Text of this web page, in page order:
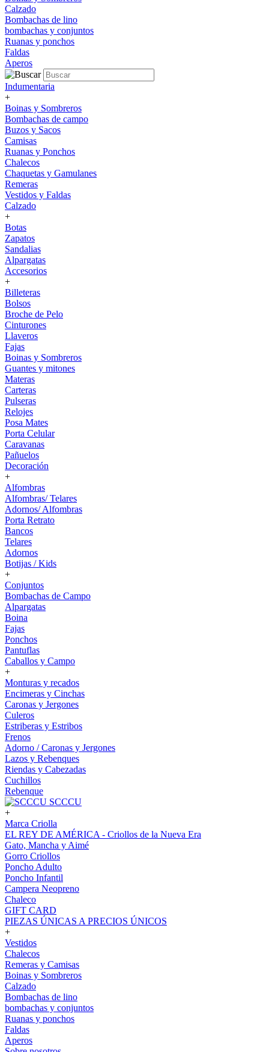
Calzado
Bombachas de lino
bombachas y conjuntos
Ruanas y ponchos
Faldas
Aperos
Indumentaria
+
Boinas y Sombreros
Bombachas de campo
Buzos y Sacos
Camisas
Ruanas y Ponchos
Chalecos
Chaquetas y Gamulanes
Remeras
Vestidos y Faldas
Calzado
+
Botas
Zapatos
Sandalias
Alpargatas
Accesorios
+
Billeteras
Bolsos
Broche de Pelo
Cinturones
Llaveros
Fajas
Boinas y Sombreros
Guantes y mitones
Materas
Carteras
Pulseras
Relojes
Posa Mates
Porta Celular
Caravanas
Pañuelos
Decoración
+
Alfombras
Alfombras/ Telares
Adornos/ Alfombras
Porta Retrato
Bancos
Telares
Adornos
Botijas / Kids
+
Conjuntos
Bombachas de Campo
Alpargatas
Boina
Fajas
Ponchos
Pantuflas
Caballos y Campo
+
Monturas y recados
Encimeras y Cinchas
Caronas y Jergones
Culeros
Estriberas y Estribos
Frenos
Adorno / Caronas y Jergones
Lazos y Rebenques
Riendas y Cabezadas
Cuchillos
Rebenque
SCCCU
+
Marca Criolla
EL REY DE AMÉRICA - Criollos de la Nueva Era
Gato, Mancha y Aimé
Gorro Criollos
Poncho Adulto
Poncho Infantil
Campera Neopreno
Chaleco
GIFT CARD
PIEZAS ÚNICAS A PRECIOS ÚNICOS
+
Vestidos
Chalecos
Remeras y Camisas
Boinas y Sombreros
Calzado
Bombachas de lino
bombachas y conjuntos
Ruanas y ponchos
Faldas
Aperos